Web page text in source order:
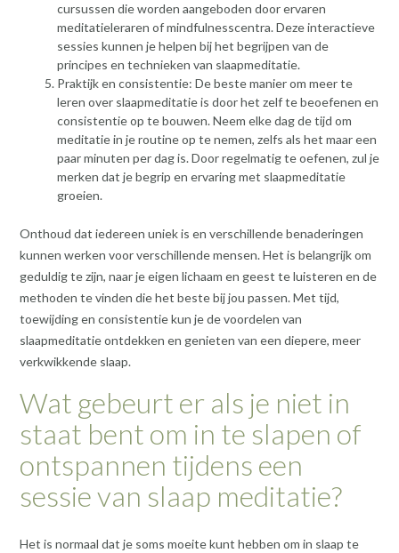
cursussen die worden aangeboden door ervaren
meditatieleraren of mindfulnesscentra. Deze interactieve
sessies kunnen je helpen bij het begrijpen van de
principes en technieken van slaapmeditatie.
Praktijk en consistentie: De beste manier om meer te
leren over slaapmeditatie is door het zelf te beoefenen en
consistentie op te bouwen. Neem elke dag de tijd om
meditatie in je routine op te nemen, zelfs als het maar een
paar minuten per dag is. Door regelmatig te oefenen, zul je
merken dat je begrip en ervaring met slaapmeditatie
groeien.
Onthoud dat iedereen uniek is en verschillende benaderingen
kunnen werken voor verschillende mensen. Het is belangrijk om
geduldig te zijn, naar je eigen lichaam en geest te luisteren en de
methoden te vinden die het beste bij jou passen. Met tijd,
toewijding en consistentie kun je de voordelen van
slaapmeditatie ontdekken en genieten van een diepere, meer
verkwikkende slaap.
Wat gebeurt er als je niet in
staat bent om in te slapen of
ontspannen tijdens een
sessie van slaap meditatie?
Het is normaal dat je soms moeite kunt hebben om in slaap te